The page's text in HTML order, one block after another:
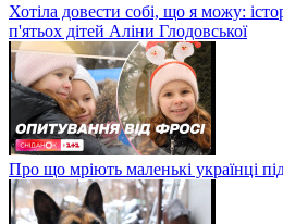
Хотіла довести собі, що я можу:
п'ятьох дітей Аліни Глодовської
Про що мріють маленькі українці